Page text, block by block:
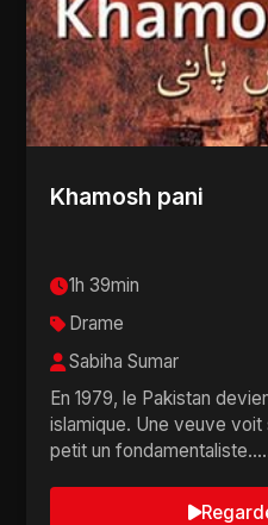
Khamosh pani
1h 39min
Drame
Sabiha Sumar
En 1979, le Pakistan
islamique. Une veuve
petit un